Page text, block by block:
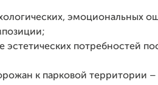
эмоциональных
эстетических потребностей
к парковой территории